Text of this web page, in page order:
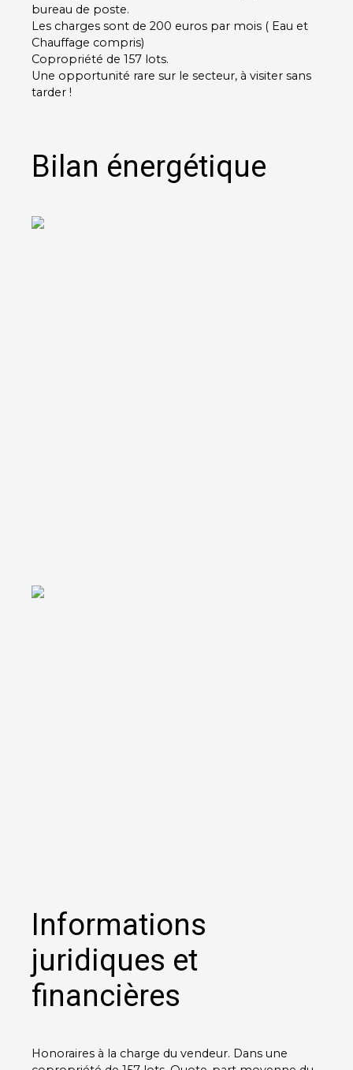
bureau de poste.
Les charges sont de 200 euros par mois ( Eau et
Chauffage compris)
Copropriété de 157 lots.
Une opportunité rare sur le secteur, à visiter sans
tarder !
Bilan énergétique
Informations
juridiques et
financières
Honoraires à la charge du vendeur. Dans une